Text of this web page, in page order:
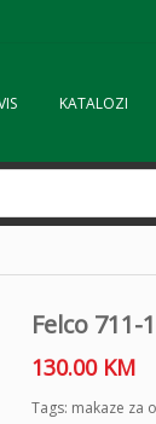
KATALOZI
Felco
130.00 KM
Tags: makaze za